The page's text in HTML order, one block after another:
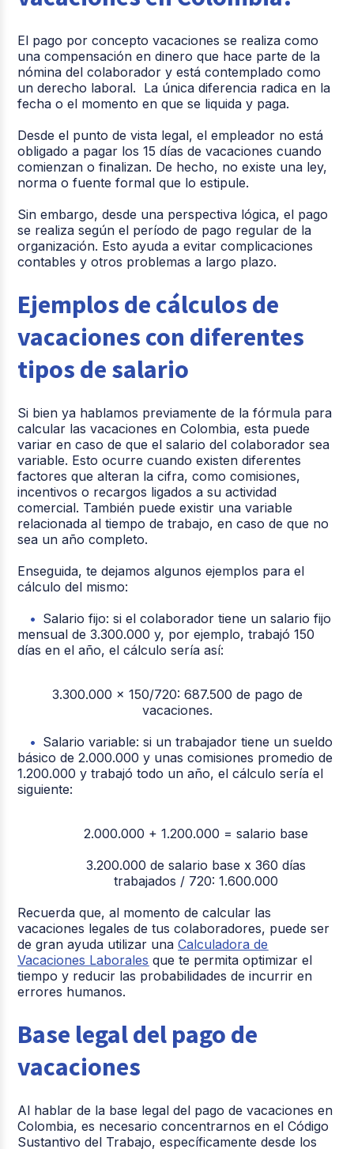
El pago por concepto vacaciones se realiza como
una compensación en dinero que hace parte de la
nómina del colaborador y está contemplado como
un derecho laboral. La única diferencia radica en la
fecha o el momento en que se liquida y paga.
Desde el punto de vista legal, el empleador no está
obligado a pagar los 15 días de vacaciones cuando
comienzan o finalizan. De hecho, no existe una ley,
norma o fuente formal que lo estipule.
Sin embargo, desde una perspectiva lógica, el pago
se realiza según el período de pago regular de la
organización. Esto ayuda a evitar complicaciones
contables y otros problemas a largo plazo.
Ejemplos de cálculos de
vacaciones con diferentes
tipos de salario
Si bien ya hablamos previamente de la fórmula para
calcular las vacaciones en Colombia, esta puede
variar en caso de que el salario del colaborador sea
variable. Esto ocurre cuando existen diferentes
factores que alteran la cifra, como comisiones,
incentivos o recargos ligados a su actividad
comercial. También puede existir una variable
relacionada al tiempo de trabajo, en caso de que no
sea un año completo.
Enseguida, te dejamos algunos ejemplos para el
cálculo del mismo:
Salario fijo: si el colaborador tiene un salario fijo
mensual de 3.300.000 y, por ejemplo, trabajó 150
días en el año, el cálculo sería así:
3.300.000 x 150/720: 687.500 de pago de
vacaciones.
Salario variable: si un trabajador tiene un sueldo
básico de 2.000.000 y unas comisiones promedio de
1.200.000 y trabajó todo un año, el cálculo sería el
siguiente:
2.000.000 + 1.200.000 = salario base
3.200.000 de salario base x 360 días
trabajados / 720: 1.600.000
Recuerda que, al momento de calcular las
vacaciones legales de tus colaboradores, puede ser
de gran ayuda utilizar unaCalculadora de
Vacaciones Laborales que te permita optimizar el
tiempo y reducir las probabilidades de incurrir en
errores humanos.
Base legal del pago de
vacaciones
Al hablar de la base legal del pago de vacaciones en
Colombia, es necesario concentrarnos en el Código
Sustantivo del Trabajo, específicamente desde los